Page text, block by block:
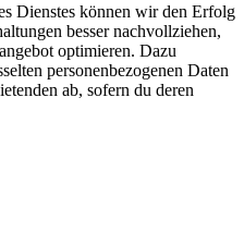
Dienstes können wir den Erfolg
besser nachvollziehen,
optimieren. Dazu
personenbezogenen Daten
ab, sofern du deren